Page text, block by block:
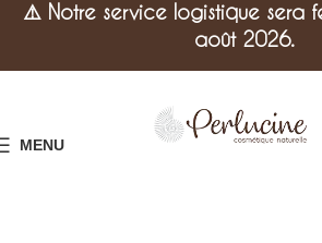
MENU
⚠️ Notre service logistique sera
août 2026.